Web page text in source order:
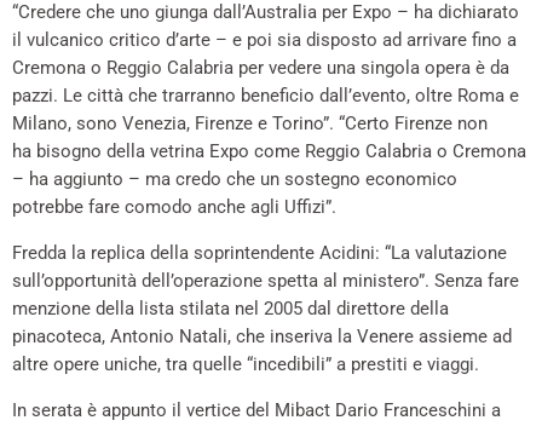
“Credere che uno giunga dall’Australia per Expo – ha dichiarato
il vulcanico critico d’arte – e poi sia disposto ad arrivare fino a
Cremona o Reggio Calabria per vedere una singola opera è da
pazzi. Le città che trarranno beneficio dall’evento, oltre Roma e
Milano, sono Venezia, Firenze e Torino”. “Certo Firenze non
ha bisogno della vetrina Expo come Reggio Calabria o Cremona
– ha aggiunto – ma credo che un sostegno economico
potrebbe fare comodo anche agli Uffizi”.
Fredda la replica della soprintendente Acidini: “La valutazione
sull’opportunità dell’operazione spetta al ministero”. Senza fare
menzione della lista stilata nel 2005 dal direttore della
pinacoteca, Antonio Natali, che inseriva la Venere assieme ad
altre opere uniche, tra quelle “incedibili” a prestiti e viaggi.
In serata è appunto il vertice del Mibact Dario Franceschini a